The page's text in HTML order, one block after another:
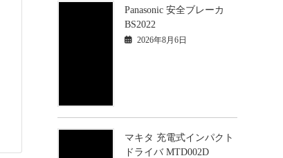
Panasonic 安全ブレーカ
BS2022
2026年8月6日
マキタ 充電式インパクト
ドライバ MTD002D